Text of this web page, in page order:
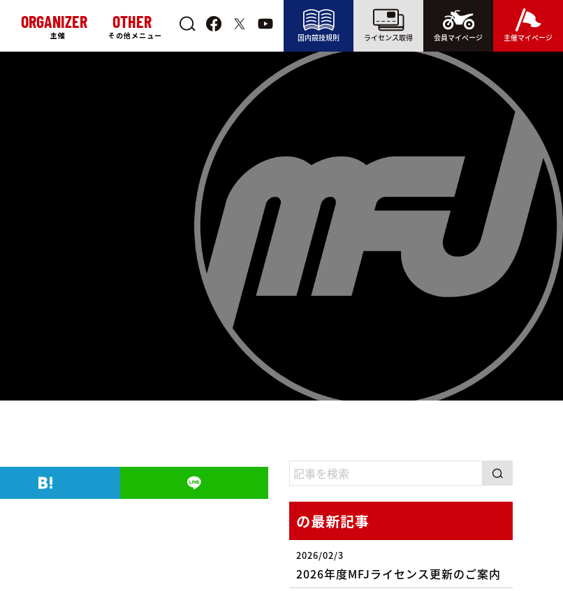
ORGANIZER
主催
OTHER
その他メニュー 国内競技規則 ライセンス取得 会員マイページ 主催マイページ
の最新記事
2026/02/3
2026年度MFJライセンス更新のご案内